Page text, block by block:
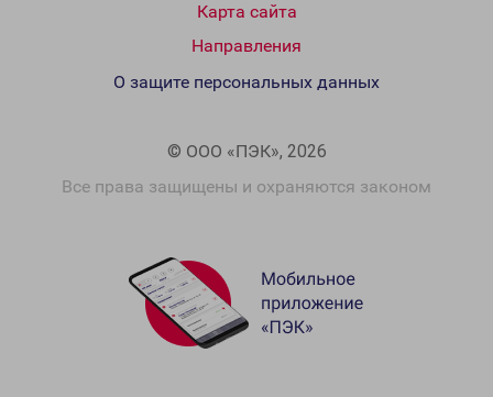
Карта сайта
Направления
© ООО «ПЭК», 2026
Все права защищены и охраняются законом
О защите персональных данных